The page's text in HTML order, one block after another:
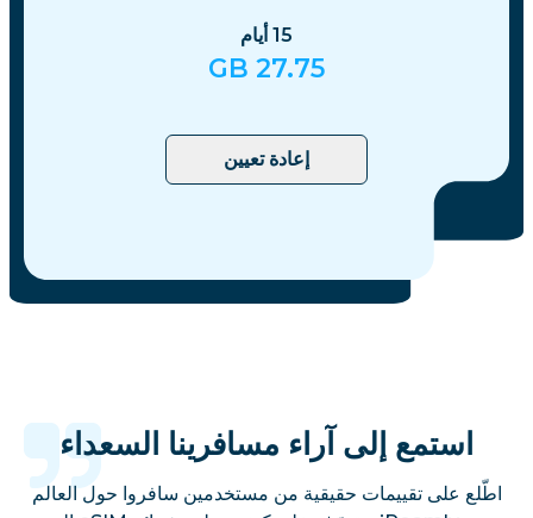
15 أيام
27.75
إعادة تعيين
استمع إلى آراء مسافرينا السعداء
اطّلع على تقييمات حقيقية من مستخدمين سافروا حول العالم